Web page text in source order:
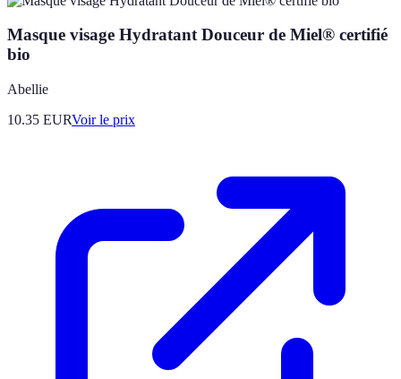
Masque visage Hydratant Douceur de Miel® certifié
bio
Abellie
10.35 EURVoir le prix